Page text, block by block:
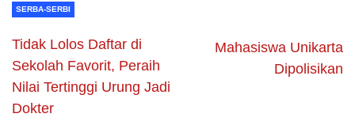
SERBA-SERBI
Tidak Lolos Daftar di
Sekolah Favorit, Peraih
Nilai Tertinggi Urung Jadi
Dokter
Mahasiswa Unikarta
Dipolisikan